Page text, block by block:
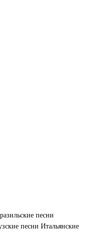
песни
песни Итальянские